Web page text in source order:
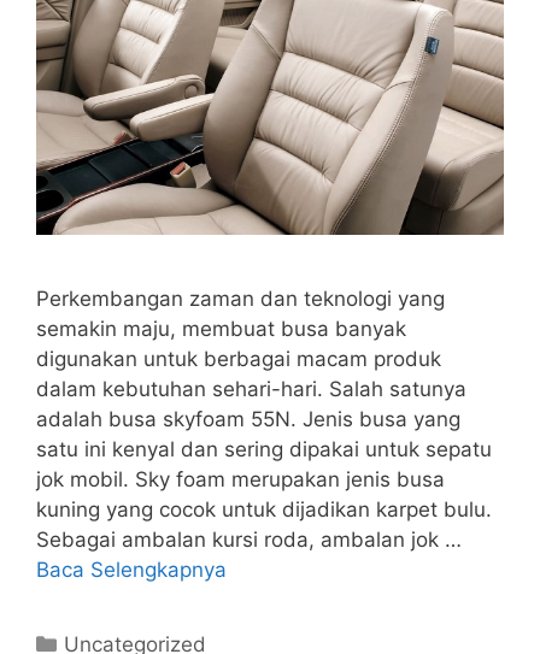
Perkembangan zaman dan teknologi yang
semakin maju, membuat busa banyak
digunakan untuk berbagai macam produk
dalam kebutuhan sehari-hari. Salah satunya
adalah busa skyfoam 55N. Jenis busa yang
satu ini kenyal dan sering dipakai untuk sepatu
jok mobil. Sky foam merupakan jenis busa
kuning yang cocok untuk dijadikan karpet bulu.
Sebagai ambalan kursi roda, ambalan jok …
Baca Selengkapnya
Kategori
Uncategorized